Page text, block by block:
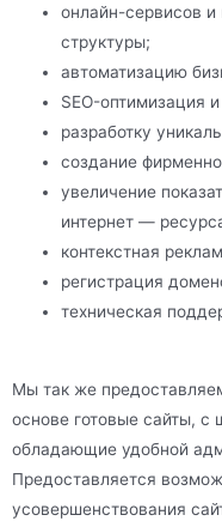
онлайн-сервисов и
структуры;
автоматизацию
SEO-оптимизация
разработку
создание
увеличение
интернет —
контекстная
регистрация
техническая
Мы так же
основе готовые сайты,
обладающие удобной
Предоставляется
усовершенствования